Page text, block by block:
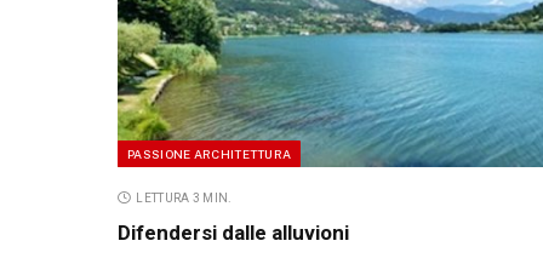
PASSIONE ARCHITETTURA
LETTURA 3 MIN.
Difendersi dalle alluvioni